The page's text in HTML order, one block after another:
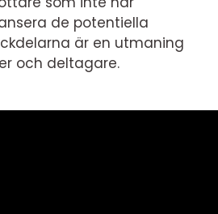
de potentiella
är en utmaning
och deltagare.